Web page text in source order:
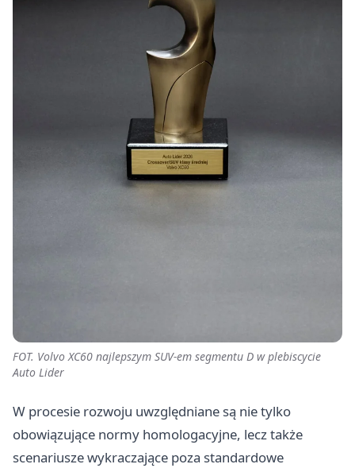
FOT. Volvo XC60 najlepszym SUV-em segmentu D w plebiscycie
Auto Lider
W procesie rozwoju uwzględniane są nie tylko
obowiązujące normy homologacyjne, lecz także
scenariusze wykraczające poza standardowe